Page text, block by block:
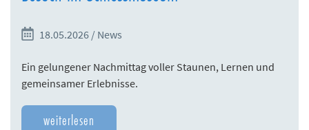
18.05.2026 / News
Ein gelungener Nachmittag voller Staunen, Lernen und
gemeinsamer Erlebnisse.
weiterlesen